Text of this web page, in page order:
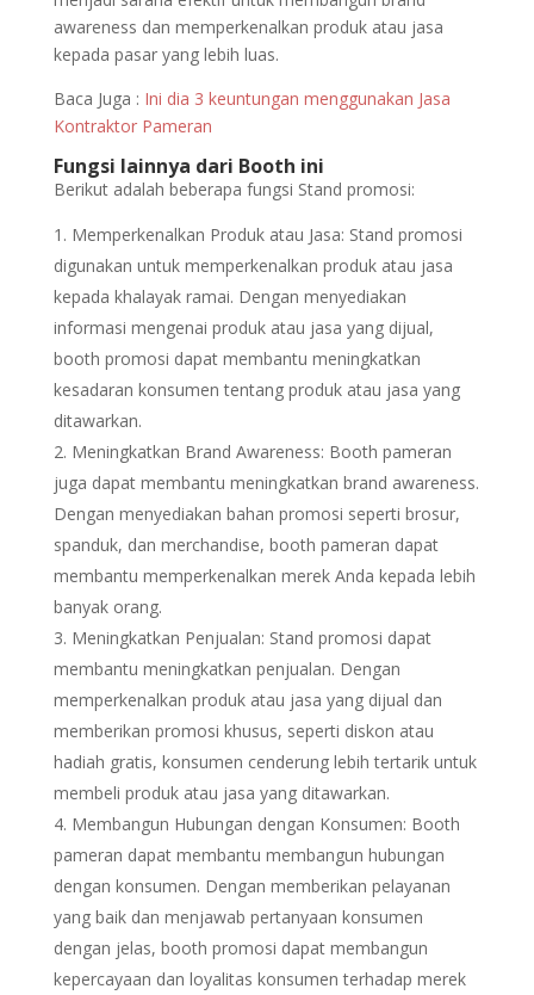
awareness dan memperkenalkan produk atau jasa
kepada pasar yang lebih luas.
Baca Juga : Ini dia 3 keuntungan menggunakan Jasa
Kontraktor Pameran
Fungsi lainnya dari Booth ini
Berikut adalah beberapa fungsi Stand promosi:
Memperkenalkan Produk atau Jasa: Stand promosi
digunakan untuk memperkenalkan produk atau jasa
kepada khalayak ramai. Dengan menyediakan
informasi mengenai produk atau jasa yang dijual,
booth promosi dapat membantu meningkatkan
kesadaran konsumen tentang produk atau jasa yang
ditawarkan.
Meningkatkan Brand Awareness: Booth pameran
juga dapat membantu meningkatkan brand awareness.
Dengan menyediakan bahan promosi seperti brosur,
spanduk, dan merchandise, booth pameran dapat
membantu memperkenalkan merek Anda kepada lebih
banyak orang.
Meningkatkan Penjualan: Stand promosi dapat
membantu meningkatkan penjualan. Dengan
memperkenalkan produk atau jasa yang dijual dan
memberikan promosi khusus, seperti diskon atau
hadiah gratis, konsumen cenderung lebih tertarik untuk
membeli produk atau jasa yang ditawarkan.
Membangun Hubungan dengan Konsumen: Booth
pameran dapat membantu membangun hubungan
dengan konsumen. Dengan memberikan pelayanan
yang baik dan menjawab pertanyaan konsumen
dengan jelas, booth promosi dapat membangun
kepercayaan dan loyalitas konsumen terhadap merek